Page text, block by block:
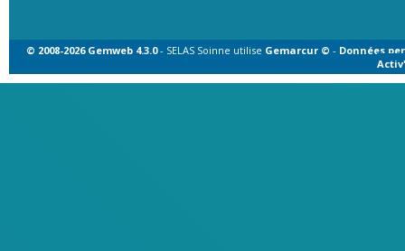
© 2008-2026 Gemweb 4.3.0- SELAS Soinne utilise Gemarcur © - Données